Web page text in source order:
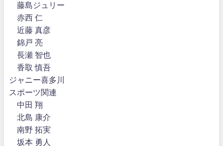
藤島ジュリー
赤西 仁
近藤 真彦
錦戸 亮
長瀬 智也
香取 慎吾
ジャニー喜多川
スポーツ関連
中田 翔
北島 康介
南野 拓実
坂本 勇人